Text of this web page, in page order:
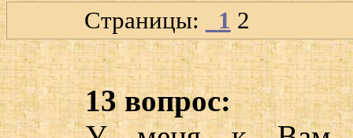
Страницы: 1 2
13 вопрос: